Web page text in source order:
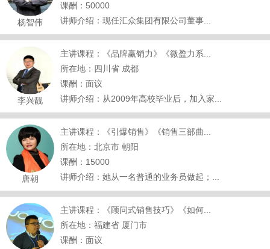
杨智伟
课酬：50000
讲师介绍：现任汇众集团有限公司董事...
李兴靓
主讲课程：《品牌赢销力》《微盈力系...
所在地：四川省 成都
课酬：面议
讲师介绍：从2009年高校毕业后，加入家...
唐朝
主讲课程：《引爆销售》《销售三部曲...
所在地：北京市 朝阳
课酬：15000
讲师介绍：她从一名普通的业务员做起；...
主讲课程：《顾问式销售技巧》《如何...
所在地：福建省 厦门市
课酬：面议